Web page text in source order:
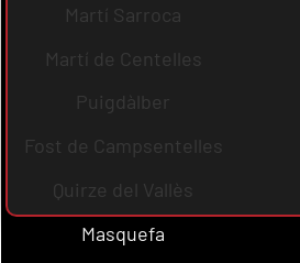
Martí Sarroca
Martí de Centelles
Puigdàlber
Fost de Campsentelles
Quirze del Vallès
Masquefa